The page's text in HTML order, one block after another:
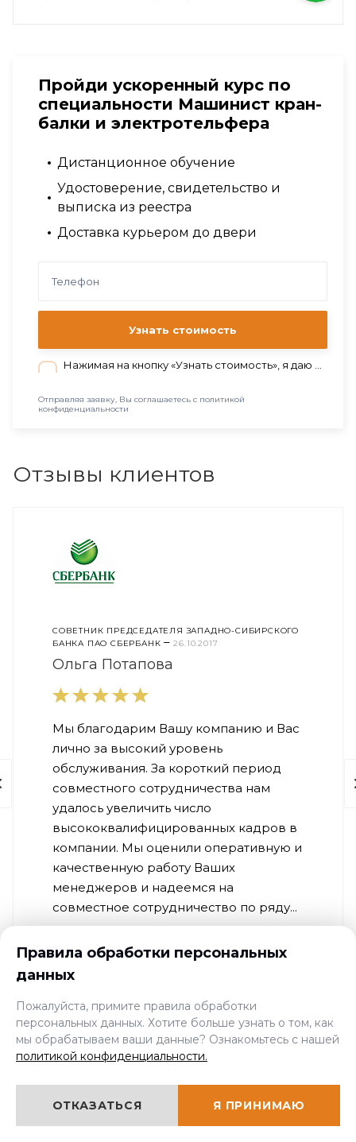
Пройди ускоренный курс по
специальности Машинист кран-
балки и электротельфера
Дистанционное обучение
Удостоверение, свидетельство и
выписка из реестра
Доставка курьером до двери
Узнать стоимость
Нажимая на кнопку «Узнать стоимость», я даю согласие на обработку персональных данных в соответствии с нашей
Отправляя заявку, Вы соглашаетесь с политикой
конфиденциальности
Отзывы клиентов
СОВЕТНИК ПРЕДСЕДАТЕЛЯ ЗАПАДНО-СИБИРСКОГО
БАНКА ПАО СБЕРБАНК – 26.10.2017
Ольга Потапова
Мы благодарим Вашу компанию и Вас
лично за высокий уровень
обслуживания. За короткий период
совместного сотрудничества нам
удалось увеличить число
высококвалифицированных кадров в
компании. Мы оценили оперативную и
качественную работу Ваших
менеджеров и надеемся на
совместное сотрудничество по ряду...
ОТЗЫВ ПОЛНОСТЬЮ
Нам доверяют
Правила обработки персональных
данных
Пожалуйста, примите правила обработки
персональных данных. Хотите больше узнать о том, как
мы обрабатываем ваши данные? Ознакомьтесь с нашей
политикой конфиденциальности.
ОТКАЗАТЬСЯ Я ПРИНИМАЮ